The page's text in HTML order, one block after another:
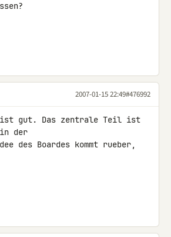
2007-01-15 22:49#476992
ist gut. Das zentrale Teil ist
der
des Boardes kommt rueber,